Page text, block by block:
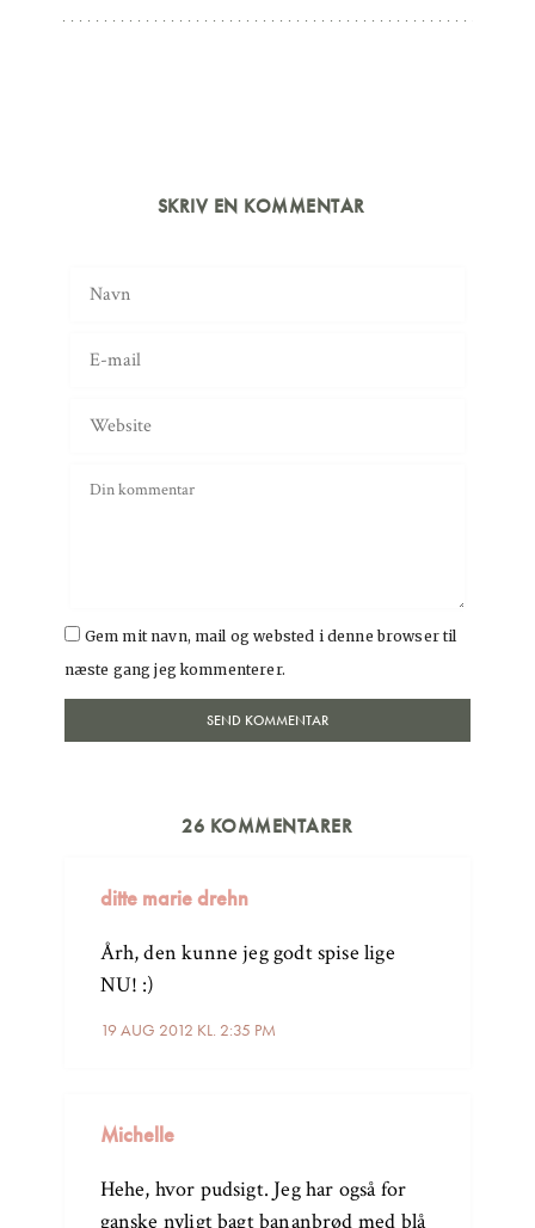
SKRIV EN KOMMENTAR
Gem mit navn, mail og websted i denne browser til
næste gang jeg kommenterer.
26 KOMMENTARER
ditte marie drehn
19 AUG 2012 KL. 2:35 PM
Årh, den kunne jeg godt spise lige
NU! :)
Michelle
Hehe, hvor pudsigt. Jeg har også for
ganske nyligt bagt bananbrød med blå